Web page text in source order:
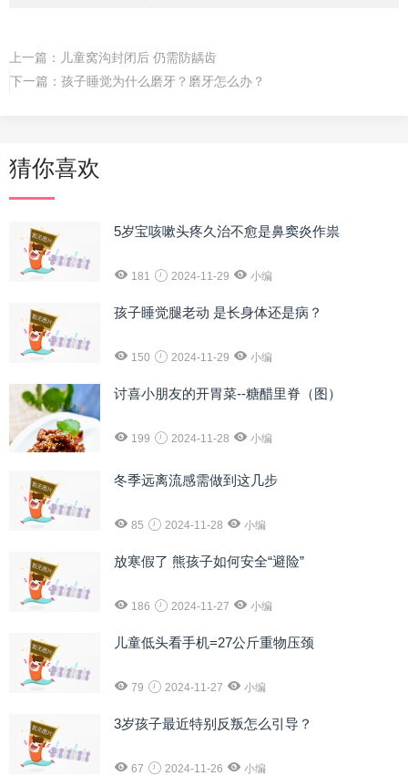
上一篇： 儿童窝沟封闭后 仍需防龋齿
下一篇： 孩子睡觉为什么磨牙？磨牙怎么办？
猜你喜欢
5岁宝咳嗽头疼久治不愈是鼻窦炎作祟
181 2024-11-29 小编
孩子睡觉腿老动 是长身体还是病？
150 2024-11-29 小编
讨喜小朋友的开胃菜--糖醋里脊（图）
199 2024-11-28 小编
冬季远离流感需做到这几步
85 2024-11-28 小编
放寒假了 熊孩子如何安全“避险”
186 2024-11-27 小编
儿童低头看手机=27公斤重物压颈
79 2024-11-27 小编
3岁孩子最近特别反叛怎么引导？
67 2024-11-26 小编